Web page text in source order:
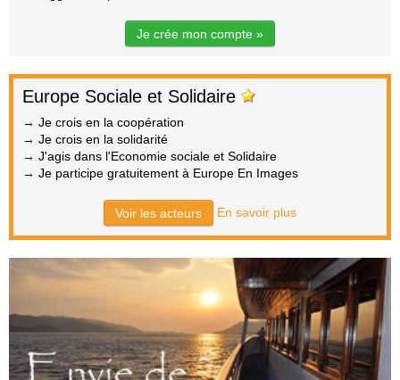
Je crée mon compte »
Europe Sociale et Solidaire
→ Je crois en la coopération
→ Je crois en la solidarité
→ J'agis dans l'Economie sociale et Solidaire
→ Je participe gratuitement à Europe En Images
Voir les acteurs En savoir plus